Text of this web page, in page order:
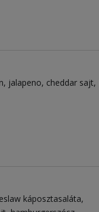
jalapeno cheddar sajt
káposztasaláta